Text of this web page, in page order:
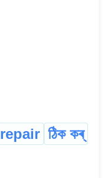
repair ঠিক কৰ্‌